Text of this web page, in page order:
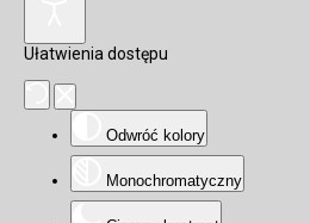
Ułatwienia dostępu
Odwróć kolory
Monochromatyczny